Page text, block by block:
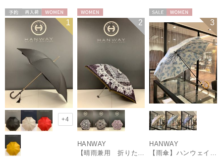
予約 再入荷 WOMEN 1
+4
WOMEN 2
HANWAY
【晴雨兼用 折りたたみ日傘】ハンウェイ（ＨＡＮＷＡＹ）Vestido de frida（べスティード・デ・フリーダ）
3
HANWAY
【雨傘】ハンウェイ (HANWAY) Lily CJ（リリー・シー・ジェー） 日本製 親骨：51～55cm